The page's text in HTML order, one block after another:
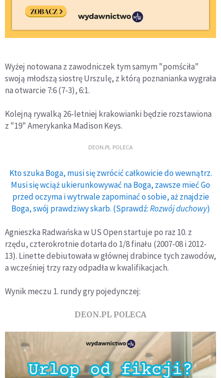
Wyżej notowana z zawodniczek tym samym "pomściła"
swoją młodszą siostrę Urszulę, z którą poznanianka wygrała
na otwarcie 7:6 (7-3), 6:1.
Kolejną rywalką 26-letniej krakowianki będzie rozstawiona
z "19" Amerykanka Madison Keys.
DEON.PL POLECA
Kto szuka Boga, musi się zwrócić całkowicie do wewnątrz.
Musi się wciąż ukierunkowywać na Boga, zawsze mieć Go
przed oczyma i wytrwale zapominać o sobie, aż znajdzie
Boga, swój prawdziwy skarb. (Sprawdź:Rozwój duchowy)
Agnieszka Radwańska w US Open startuje po raz 10. z
rzędu, czterokrotnie dotarła do 1/8 finału (2007-08 i 2012-
13). Linette debiutowała w głównej drabince tych zawodów,
a wcześniej trzy razy odpadła w kwalifikacjach.
Wynik meczu 1. rundy gry pojedynczej:
DEON.PL POLECA